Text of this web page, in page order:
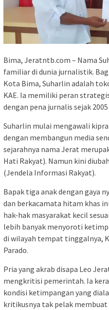
Bima, Jeratntb.com – Nama
familiar di dunia jurnalistik.
Kota Bima, Suharlin adalah
KAE. Ia memiliki peran
dengan pena jurnalis sejak
Suharlin mulai mengawali
dengan membangun media
sejarahnya nama Jerat
Hati Rakyat). Namun kini
(Jendela Informasi Rakyat).
Bapak tiga anak dengan gaya
dan berkacamata hitam khas
hak-hak masyarakat kecil
lebih banyak menyoroti
di wilayah tempat tinggalnya,
Parado.
Pria yang akrab disapa Leo
mengkritisi pemerintah. Ia
kondisi ketimpangan yang
kritikusnya tak pelak